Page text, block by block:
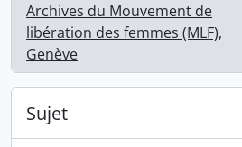
Archives du Mouvement de
libération des femmes (MLF),
Genève
, 1 résultats
Sujet